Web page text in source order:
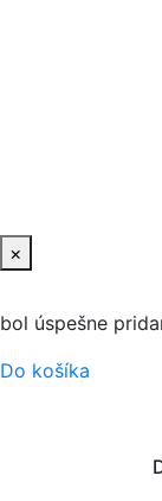
×
bol úspešne
Do košíka